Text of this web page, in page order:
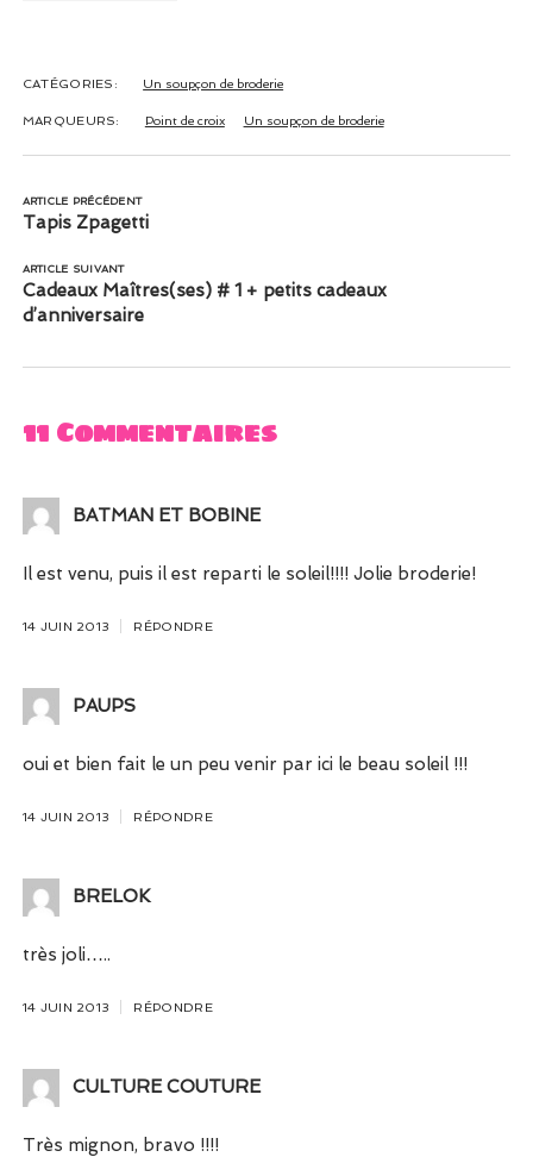
CATÉGORIES: Un soupçon de broderie
MARQUEURS: Point de croix Un soupçon de broderie
ARTICLE PRÉCÉDENT
Tapis Zpagetti
ARTICLE SUIVANT
Cadeaux Maîtres(ses) # 1 + petits cadeaux
d’anniversaire
11 Commentaires
BATMAN ET BOBINE
Il est venu, puis il est reparti le soleil!!!! Jolie broderie!
14 JUIN 2013 RÉPONDRE
PAUPS
oui et bien fait le un peu venir par ici le beau soleil !!!
14 JUIN 2013 RÉPONDRE
BRELOK
très joli…..
14 JUIN 2013 RÉPONDRE
CULTURE COUTURE
Très mignon, bravo !!!!